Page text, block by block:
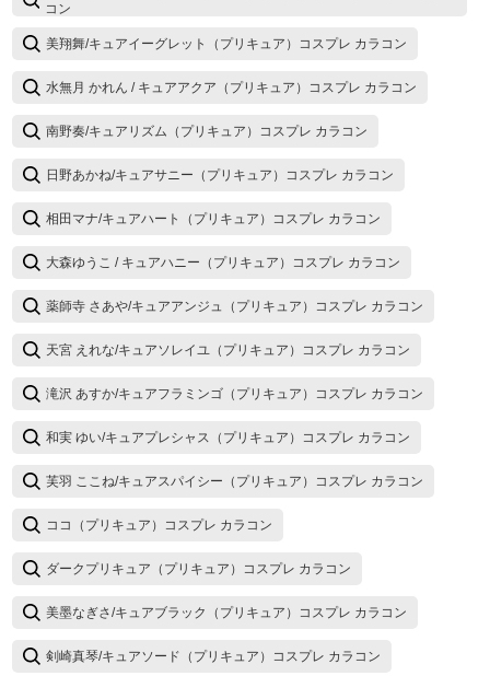
コン
美翔舞/キュアイーグレット（プリキュア）コスプレ カラコン
水無月 かれん / キュアアクア（プリキュア）コスプレ カラコン
南野奏/キュアリズム（プリキュア）コスプレ カラコン
日野あかね/キュアサニー（プリキュア）コスプレ カラコン
相田マナ/キュアハート（プリキュア）コスプレ カラコン
大森ゆうこ / キュアハニー（プリキュア）コスプレ カラコン
薬師寺 さあや/キュアアンジュ（プリキュア）コスプレ カラコン
天宮 えれな/キュアソレイユ（プリキュア）コスプレ カラコン
滝沢 あすか/キュアフラミンゴ（プリキュア）コスプレ カラコン
和実 ゆい/キュアプレシャス（プリキュア）コスプレ カラコン
芙羽 ここね/キュアスパイシー（プリキュア）コスプレ カラコン
ココ（プリキュア）コスプレ カラコン
ダークプリキュア（プリキュア）コスプレ カラコン
美墨なぎさ/キュアブラック（プリキュア）コスプレ カラコン
剣崎真琴/キュアソード（プリキュア）コスプレ カラコン